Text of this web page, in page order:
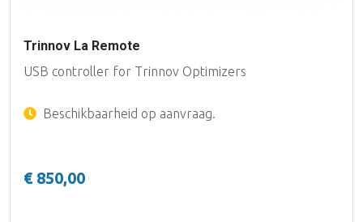
Trinnov La Remote
USB controller for Trinnov Optimizers
Beschikbaarheid op aanvraag.
€ 850,00